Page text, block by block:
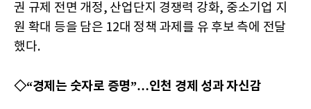
권 규제 전면 개정, 산업단지 경쟁력 강화, 중소기업 지
원 확대 등을 담은 12대 정책 과제를 유 후보 측에 전달
했다.
◇“경제는 숫자로 증명”…인천 경제 성과 자신감